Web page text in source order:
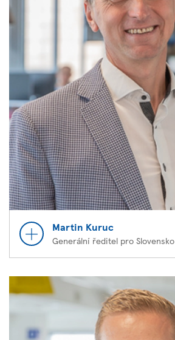
Martin Kuruc
Generální ředitel pro Slovensko